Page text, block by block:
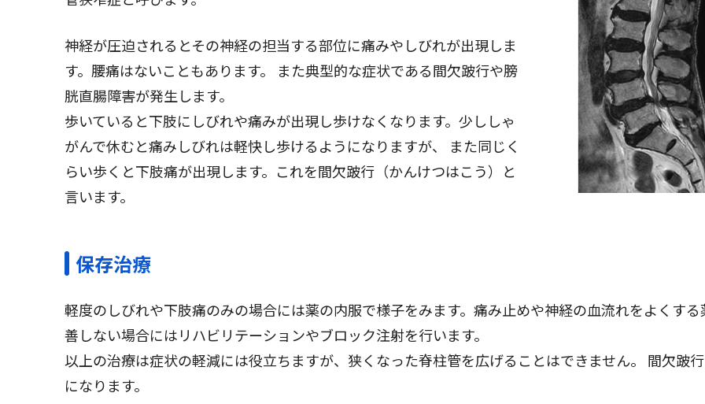
神経が圧迫されるとその神経の担当する部位に痛みやしびれが出現しま
す。腰痛はないこともあります。 また典型的な症状である間欠跛行や膀
胱直腸障害が発生します。
歩いていると下肢にしびれや痛みが出現し歩けなくなります。少ししゃ
がんで休むと痛みしびれは軽快し歩けるようになりますが、 また同じく
らい歩くと下肢痛が出現します。これを間欠跛行（かんけつはこう）と
言います。
保存治療
軽度のしびれや下肢痛のみの場合には薬の内服で様子をみます。痛み止めや神経の血流れをよくす
善しない場合にはリハビリテーションやブロック注射を行います。
以上の治療は症状の軽減には役立ちますが、狭くなった脊柱管を広げることはできません。 間欠跛
になります。